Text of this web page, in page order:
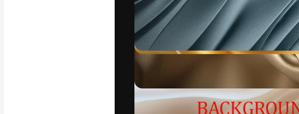
Copyright © 2010-2026Freepik Company S.L.U.